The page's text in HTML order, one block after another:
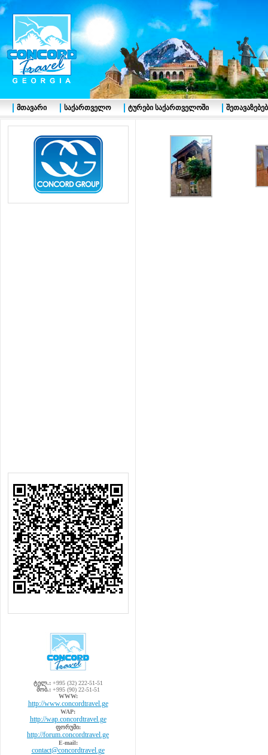
ტელ.:+995 (32) 222-51-51
მობ.:+995 (90) 22-51-51
WWW:
http://www.concordtravel.ge
WAP:
http://wap.concordtravel.ge
ფორუმი:
http://forum.concordtravel.ge
E-mail:
contact@concordtravel.ge
მთავარი საქართველო ტურები საქართველოში